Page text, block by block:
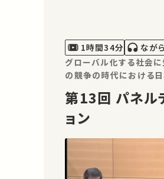
考え方を、地球環境問
題、および雇用問題
1時間34分
なが
グローバル化する社会
の競争の時代における日
第13回 パネルディスカッシ
ョン